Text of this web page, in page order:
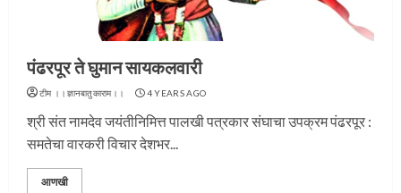
पंढरपूर ते घुमान सायकलवारी
टीम ।।ज्ञानबातुकाराम।। 4 YEARS AGO
श्री संत नामदेव जयंतीनिमित्त पालखी पत्रकार संघाचा उपक्रम पंढरपूर :
समतेचा वारकरी विचार देशभर...
आणखी